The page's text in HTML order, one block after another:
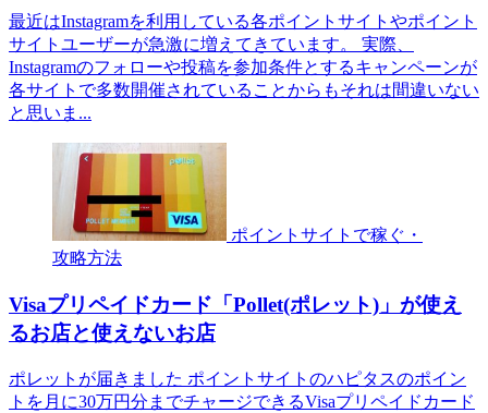
最近はInstagramを利用している各ポイントサイトやポイント
サイトユーザーが急激に増えてきています。 実際、
Instagramのフォローや投稿を参加条件とするキャンペーンが
各サイトで多数開催されていることからもそれは間違いない
と思いま...
ポイントサイトで稼ぐ・
攻略方法
Visaプリペイドカード「Pollet(ポレット)」が使え
るお店と使えないお店
ポレットが届きました ポイントサイトのハピタスのポイン
トを月に30万円分までチャージできるVisaプリペイドカード